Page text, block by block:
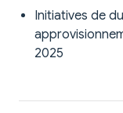
Initiatives de
2025